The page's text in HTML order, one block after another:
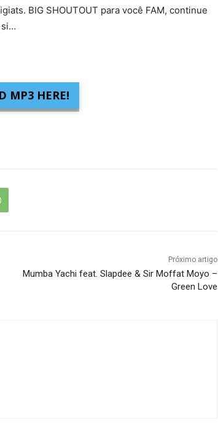
BIG SHOUTOUT para você FAM, continue
si…
MP3 HERE!
Próximo artigo
Mumba Yachi feat. Slapdee & Sir Moffat Moyo –
Green Love